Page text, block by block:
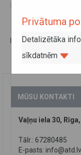
Ieteikt šo rakstu
MŪSU KONTAKTI
Vaļņu iela 30,
Tālr.: 67280485
E-pasts: info@atd.lv
Privātuma
Detalizētāka
sīkdatnēm